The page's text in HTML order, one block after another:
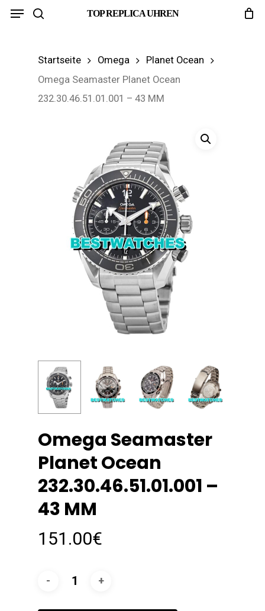
Skip
TOP REPLICA UHREN
Menu
Startseite Omega
Planet Ocean
Omega Seamaster Planet Ocean
232.30.46.51.01.001 – 43 MM
Omega Seamaster
Planet Ocean
232.30.46.51.01.001 –
43 MM
151.00€